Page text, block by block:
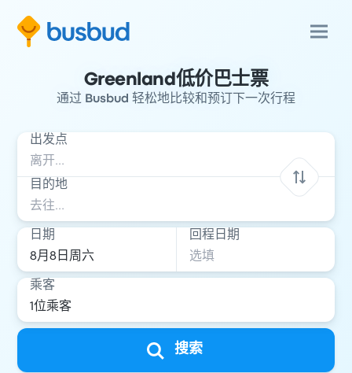
Greenland低价巴士票
通过 Busbud 轻松地比较和预订下一次行程
出发点
目的地
日期 回程日期
乘客
搜索